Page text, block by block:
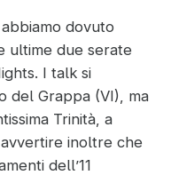
dovuto
ultime due serate
I talk si
del Grappa (VI), ma
Trinità, a
inoltre che
dell’11